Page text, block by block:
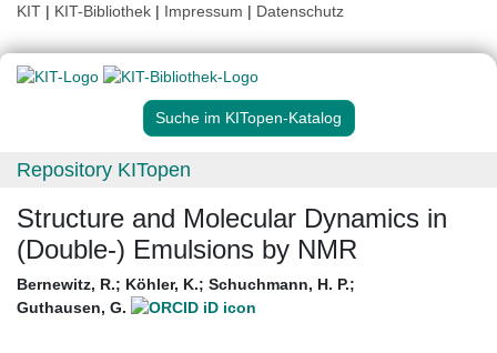
KIT | KIT-Bibliothek | Impressum | Datenschutz
Suche im KITopen-Katalog
Repository KITopen
Structure and Molecular Dynamics in
(Double-) Emulsions by NMR
Bernewitz, R.; Köhler, K.; Schuchmann, H. P.;
Guthausen, G.